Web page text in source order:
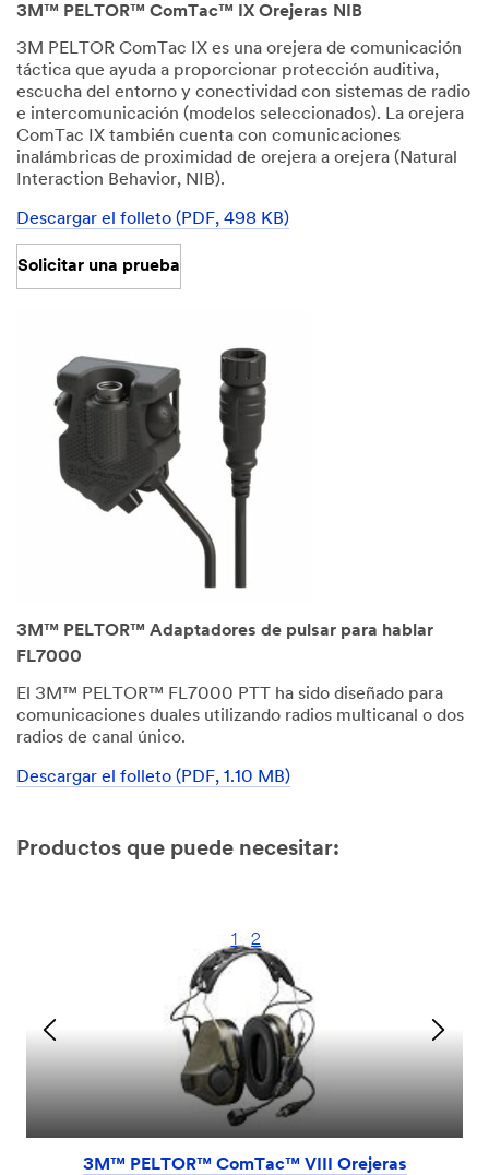
3M™ PELTOR™ ComTac™ IX Orejeras NIB
3M PELTOR ComTac IX es una orejera de comunicación
táctica que ayuda a proporcionar protección auditiva,
escucha del entorno y conectividad con sistemas de radio
e intercomunicación (modelos seleccionados). La orejera
ComTac IX también cuenta con comunicaciones
inalámbricas de proximidad de orejera a orejera (Natural
Interaction Behavior, NIB).
Descargar el folleto (PDF, 498 KB)
Solicitar una prueba
3M™ PELTOR™ Adaptadores de pulsar para hablar
FL7000
El 3M™ PELTOR™ FL7000 PTT ha sido diseñado para
comunicaciones duales utilizando radios multicanal o dos
radios de canal único.
Descargar el folleto (PDF, 1.10 MB)
Productos que puede necesitar:
3M™ PELTOR™ ComTac™ VIII Orejeras
1 2